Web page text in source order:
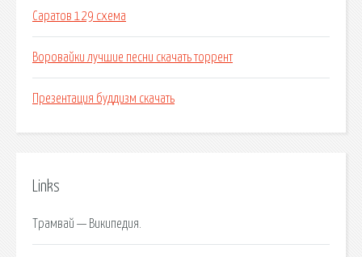
Саратов 129 схема
Воровайки лучшие песни скачать торрент
Презентация буддизм скачать
Links
Трамвай — Википедия.